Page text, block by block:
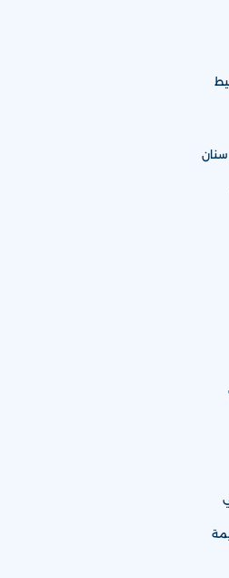
سنان